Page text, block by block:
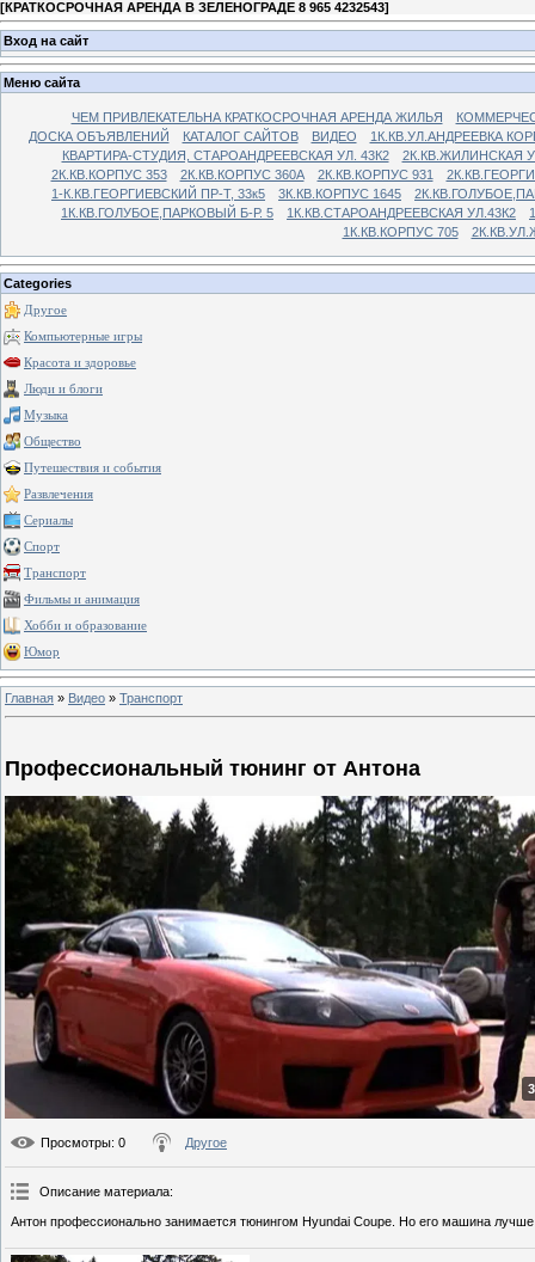
[КРАТКОСРОЧНАЯ АРЕНДА В ЗЕЛЕНОГРАДЕ 8 965 4232543]
Вход на сайт
Меню сайта
ЧЕМ ПРИВЛЕКАТЕЛЬНА КРАТКОСРОЧНАЯ АРЕНДА ЖИЛЬЯ
ДОСКА ОБЪЯВЛЕНИЙ
КАТАЛОГ САЙТОВ ВИДЕО
1К.КВ.УЛ.АНДРЕЕВКА
КВАРТИРА-СТУДИЯ, СТАРОАНДРЕЕВСКАЯ УЛ. 43К2
2К.КВ.ЖИЛИНСКАЯ
2К.КВ.КОРПУС 353
2К.КВ.КОРПУС 360А 2К.КВ.КОРПУС 931
1-К.КВ.ГЕОРГИЕВСКИЙ ПР-Т, 33к5
3К.КВ.КОРПУС 1645
1К.КВ.ГОЛУБОЕ,ПАРКОВЫЙ Б-Р. 5
1К.КВ.СТАРОАНДРЕЕВСКАЯ УЛ.43К2
1К.КВ.КОРПУС 705
Categories
Другое
Компьютерные игры
Красота и здоровье
Люди и блоги
Музыка
Общество
Путешествия и события
Развлечения
Сериалы
Спорт
Транспорт
Фильмы и анимация
Хобби и образование
Юмор
Главная » Видео » Транспорт
Профессиональный тюнинг от Антона
Просмотры: 0 Другое
Описание материала:
Антон профессионально занимается тюнингом Hyundai Coupe. Но его машина